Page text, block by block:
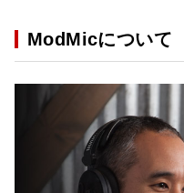
ModMicについて